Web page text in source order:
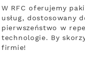
W RFC oferujemy
usług, dostosowany
pierwszeństwo w
technologie. By
firmie!